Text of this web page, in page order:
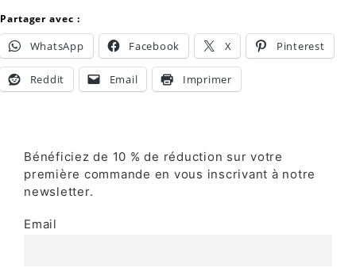
Partager avec :
WhatsApp Facebook X Pinterest
Reddit Email Imprimer
Bénéficiez de 10 % de réduction sur votre
première commande en vous inscrivant à notre
newsletter.
Email